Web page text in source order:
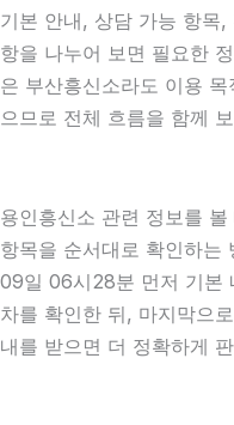
기본 안내, 상담 가능 항목
항을 나누어 보면 필요한
은 부산흥신소라도 이용
으므로 전체 흐름을 함께
용인흥신소 관련 정보를
항목을 순서대로 확인하
09일 06시28분 먼저 기본
차를 확인한 뒤, 마지막으
내를 받으면 더 정확하게